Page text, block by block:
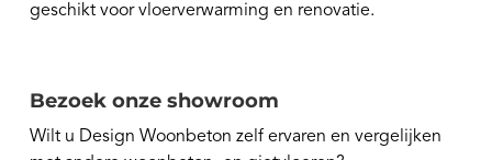
geschikt voor vloerverwarming en renovatie.
Bezoek onze showroom
Wilt u Design Woonbeton zelf ervaren en vergelijken